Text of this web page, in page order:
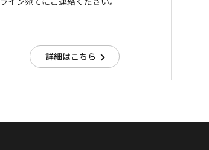
詳細はこちら